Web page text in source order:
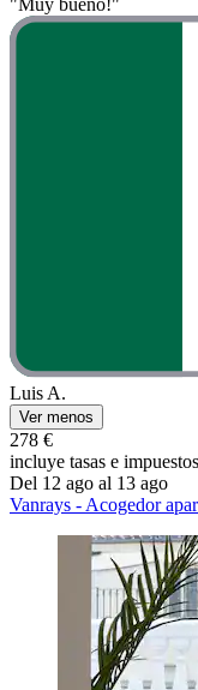
Luis A.
Ver menos
278 €
incluye tasas e impuestos
Del 12 ago al 13 ago
Vanrays - Acogedor